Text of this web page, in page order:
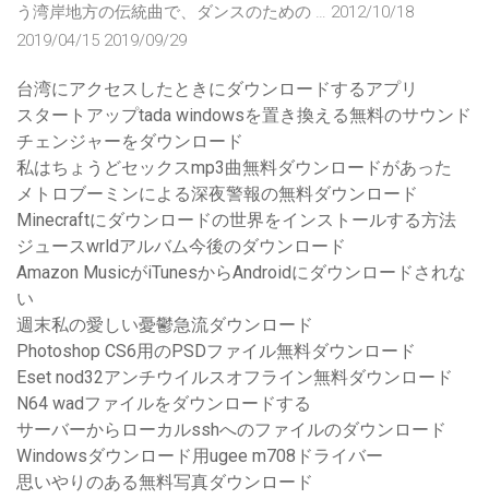
う湾岸地方の伝統曲で、ダンスのための … 2012/10/18
2019/04/15 2019/09/29
台湾にアクセスしたときにダウンロードするアプリ
スタートアップtada windowsを置き換える無料のサウンド
チェンジャーをダウンロード
私はちょうどセックスmp3曲無料ダウンロードがあった
メトロブーミンによる深夜警報の無料ダウンロード
Minecraftにダウンロードの世界をインストールする方法
ジュースwrldアルバム今後のダウンロード
Amazon MusicがiTunesからAndroidにダウンロードされな
い
週末私の愛しい憂鬱急流ダウンロード
Photoshop CS6用のPSDファイル無料ダウンロード
Eset nod32アンチウイルスオフライン無料ダウンロード
N64 wadファイルをダウンロードする
サーバーからローカルsshへのファイルのダウンロード
Windowsダウンロード用ugee m708ドライバー
思いやりのある無料写真ダウンロード